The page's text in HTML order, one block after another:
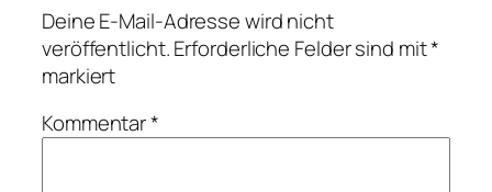
Deine E-Mail-Adresse wird nicht
veröffentlicht.Erforderliche Felder sind mit*
markiert
Kommentar*